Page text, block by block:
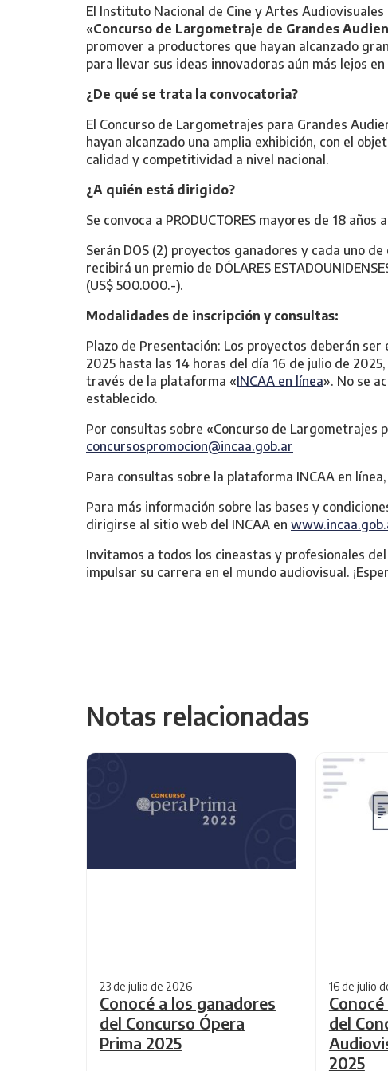
El Instituto Nacional de Cine y Artes
«Concurso de Largometraje de Grandes
promover a productores que hayan alcanzado
para llevar sus ideas innovadoras aún más lejos
¿De qué se trata la convocatoria?
El Concurso de Largometrajes para Grandes
hayan alcanzado una amplia exhibición, con el
calidad y competitividad a nivel nacional.
¿A quién está dirigido?
Se convoca a PRODUCTORES mayores de 18
Serán DOS (2) proyectos ganadores y cada uno de
recibirá un premio de DÓLARES
(US$ 500.000.-).
Modalidades de inscripción y consultas:
Plazo de Presentación: Los proyectos deberán
2025 hasta las 14 horas del día 16 de julio de
través de la plataforma «INCAA en línea». No se
establecido.
Por consultas sobre «Concurso de Largometrajes
concursospromocion@incaa.gob.ar
Para consultas sobre la plataforma INCAA en
Para más información sobre las bases y
dirigirse al sitio web del INCAA en
Invitamos a todos los cineastas y profesionales
impulsar su carrera en el mundo audiovisual.
Notas relacionadas
23 de julio de 2026
Conocé a los ganadores
del Concurso Ópera
Prima 2025
16 de julio
del
2025